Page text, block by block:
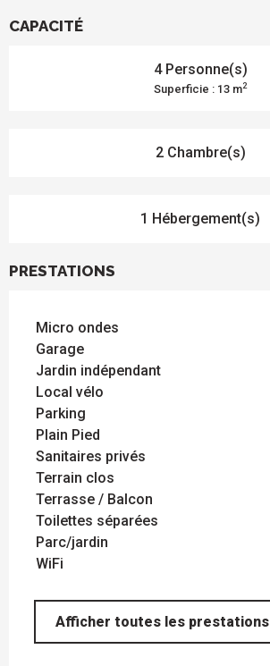
CAPACITÉ
4 Personne(s)
Superficie : 13 m2
2 Chambre(s)
1 Hébergement(s)
PRESTATIONS
Micro ondes
Garage
Jardin indépendant
Local vélo
Parking
Plain Pied
Sanitaires privés
Terrain clos
Terrasse / Balcon
Toilettes séparées
Parc/jardin
WiFi
Afficher toutes les prestations